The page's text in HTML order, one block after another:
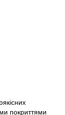
покриттями